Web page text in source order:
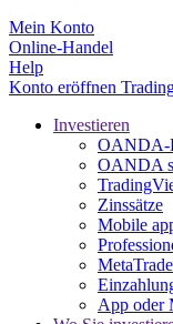
Mein Konto
Online-Handel
Help
Konto eröffnen
Investieren
OANDA-
OANDA
Zinssätze
Mobile
App oder